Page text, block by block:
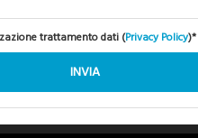
trattamento dati (Privacy Policy)*